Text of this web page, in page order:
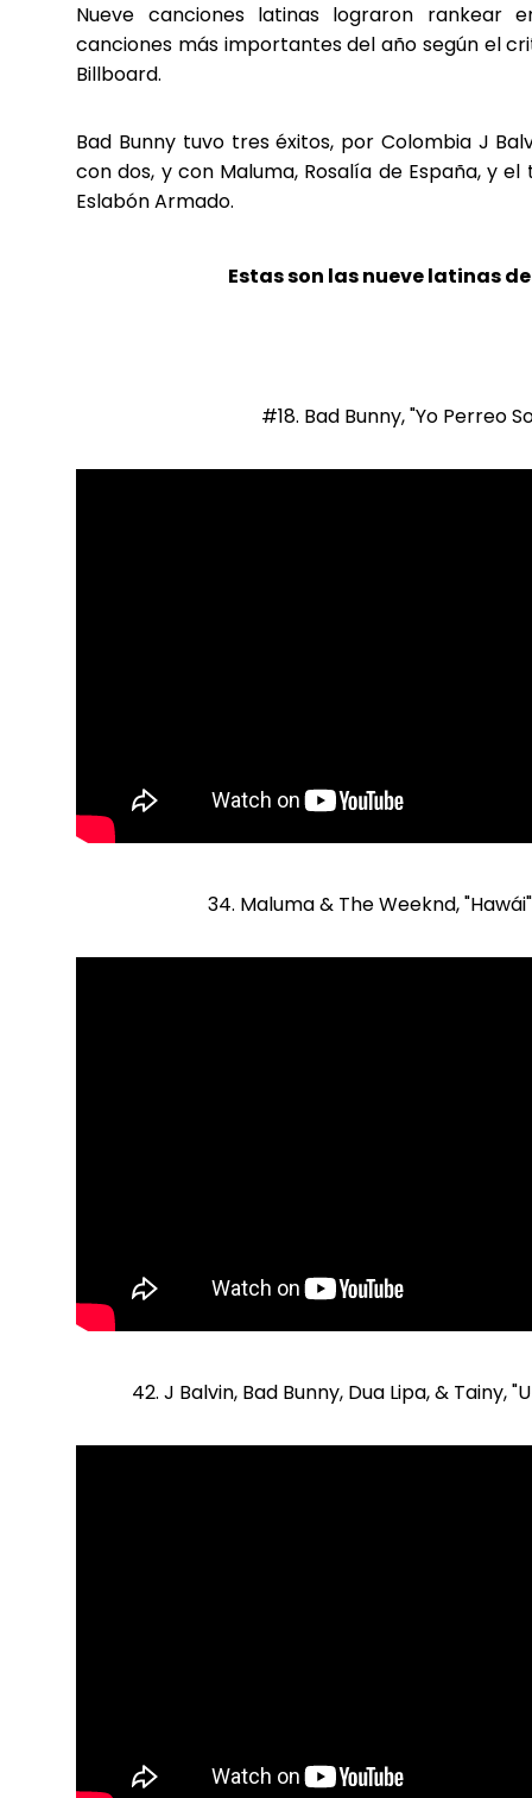
Nueve canciones latinas lograron rankear
canciones más importantes del año según el
Billboard.
Bad Bunny tuvo tres éxitos, por Colombia J
con dos, y con Maluma, Rosalía de España, y
Eslabón Armado.
Estas son las nueve latinas
#18. Bad Bunny, "Yo Perreo
34. Maluma & The Weeknd,
42. J Balvin, Bad Bunny, Dua Lipa, & Tainy,